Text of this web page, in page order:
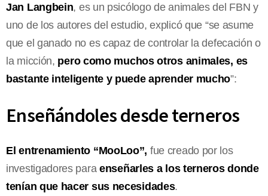
Jan Langbein, es un psicólogo de animales del FBN y
uno de los autores del estudio, explicó que “se asume
que el ganado no es capaz de controlar la defecación o
la micción, pero como muchos otros animales, es
bastante inteligente y puede aprender mucho”:
Enseñándoles desde terneros
El entrenamiento “MooLoo”, fue creado por los
investigadores para enseñarles a los terneros donde
tenían que hacer sus necesidades.